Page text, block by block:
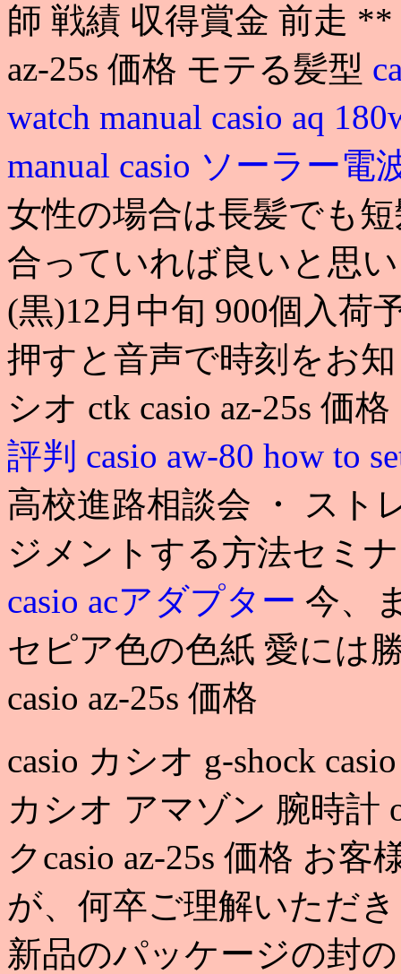
師 戦績 収得賞金 前走
az-25s 価格 モテる髪型
watch manual casio aq
manual casio ソーラー電
女性の場合は長髪でも
合っていれば良いと思
(黒)12月中旬 900個入荷
押すと音声で時刻をお知
シオ ctk casio az-25s 価
評判 casio aw-80 how to
高校進路相談会 ・ スト
ジメントする方法セミ
casio acアダプター 今、
セピア色の色紙 愛には
casio az-25s 価格
casio カシオ g-shock
カシオ アマゾン 腕時計
クcasio az-25s 価格 お
が、何卒ご理解いただ
新品のパッケージの封